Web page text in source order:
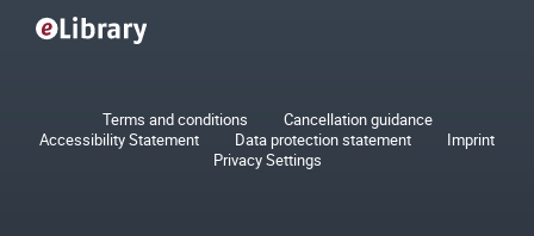
Terms and conditions
Cancellation guidance
Accessibility Statement
Data protection statement
Imprint
Privacy Settings